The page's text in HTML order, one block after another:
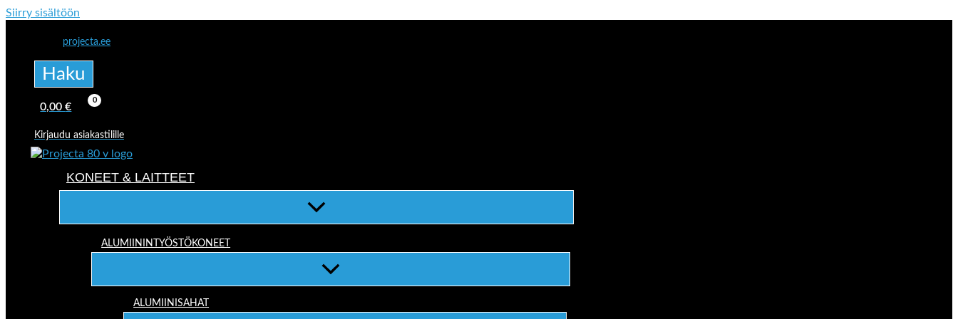
Siirry sisältöön
projecta.ee
Haku
0,00€
Kirjaudu asiakastilille
KONEET & LAITTEET
ALUMIININTYÖSTÖKONEET
ALUMIINISAHAT